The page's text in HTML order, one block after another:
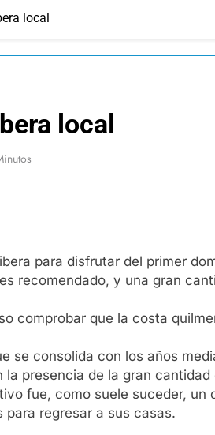
local
local
para disfrutar del primer
recomendado, y una gran
comprobar que la costa
se consolida con los años
presencia de la gran
fue, como suele suceder,
para regresar a sus casas.